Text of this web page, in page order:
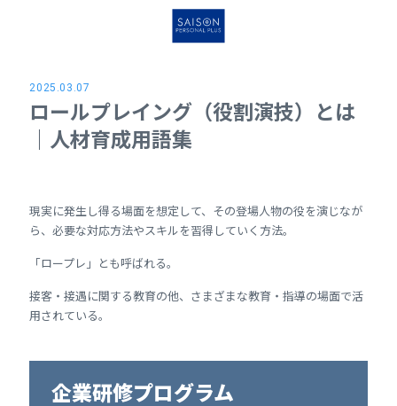
2025.03.07
ロールプレイング（役割演技）とは
｜人材育成用語集
現実に発生し得る場面を想定して、その登場人物の役を演じなが
ら、必要な対応方法やスキルを習得していく方法。
「ロープレ」とも呼ばれる。
接客・接遇に関する教育の他、さまざまな教育・指導の場面で活
用されている。
企業研修プログラム